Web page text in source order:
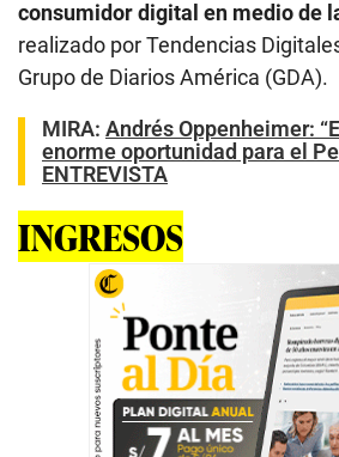
consumidor digital en medio de
realizado por Tendencias
Grupo de Diarios América (GDA).
MIRA: Andrés Oppenheimer:
enorme oportunidad para el
ENTREVISTA
INGRESOS